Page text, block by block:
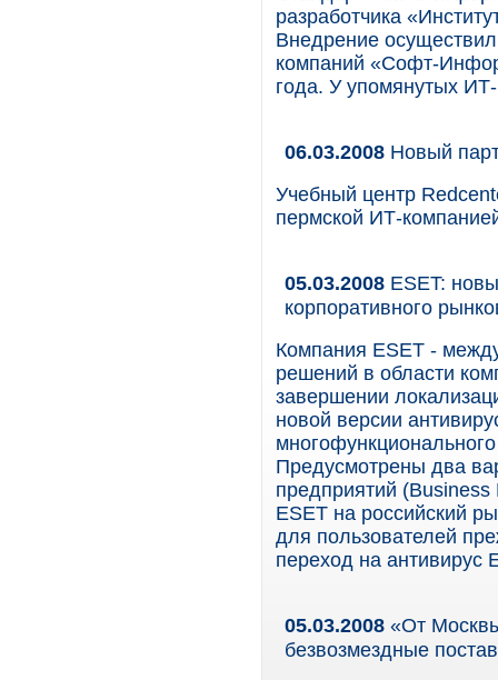
разработчика
Внедрение осуществил
компаний «Софт-
года. У упомянутых
06.03.2008 Новый
Учебный центр
пермской ИТ-
05.03.2008 ESET:
корпоративного
Компания ESET -
решений в области
завершении
новой версии
Предусмотрены два
предприятий
ESET на российский
для пользователей
переход на антивирус
05.03.2008 «От
безвозмездные